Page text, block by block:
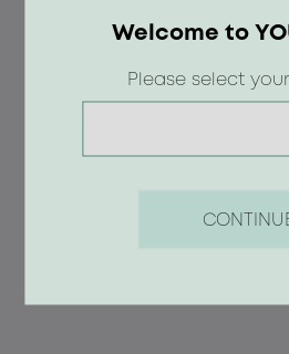
Join UsWelcome to
Please select